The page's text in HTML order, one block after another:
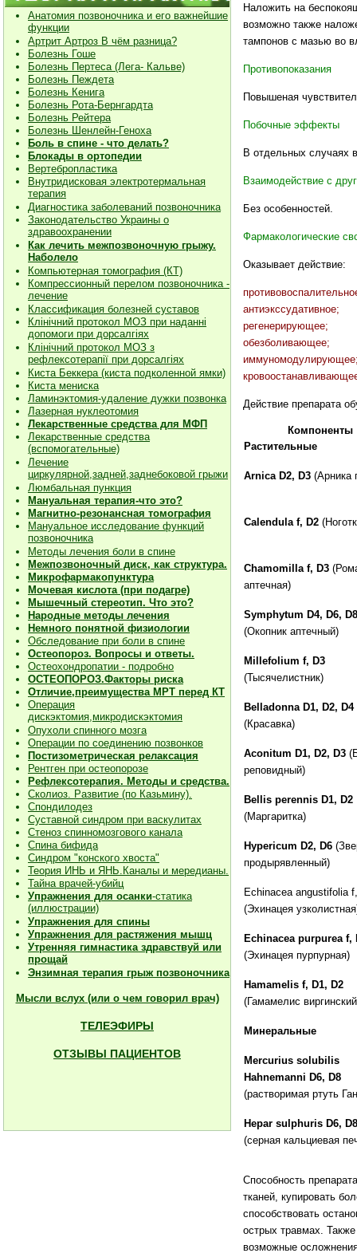
Анатомия позвоночника и его важнейшие
функции
Артрит Артроз В чём разница?
Болезнь Гоше
Болезнь Пертеса (Лега- Кальве)
Болезнь Пеждета
Болезнь Кенига
Болезнь Рота-Бернгардта
Болезнь Рейтера
Болезнь Шенлейн-Геноха
Боль в спине - что делать?
Блокады в ортопедии
Вертебропластика
Внутридисковая электротермальная
терапия
Диагностика заболеваний позвоночника
Законодательство Украины о
здравоохранении
Как лечить межпозвоночную грыжу.
Наболело
Компьютерная томография (КТ)
Компрессионный перелом позвоночника -
лечение
Классификация болезней суставов
Клiнiчний протокол МОЗ при наданнi
допомоги при дорсалгiях
Клiнiчний протокол МОЗ з
рефлексотерапiї при дорсалгіях
Киста Беккера (киста подколенной ямки)
Киста мениска
Ламинэктомия-удаление дужки позвонка
Лазерная нуклеотомия
Лекарственные средства для МФП
Лекарственные средства
(вспомогательные)
Лечение
циркулярной,задней,заднебоковой грыжи
Люмбальная пункция
Мануальная терапия-что это?
Магнитно-резонансная томография
Мануальное исследование функций
позвоночника
Методы лечения боли в спине
Межпозвоночный диск, как структура.
Микрофармакопунктура
Мочевая кислота (при подагре)
Мышечный стереотип. Что это?
Народные методы лечения
Немного понятной физиологии
Обследование при боли в спине
Остеопороз. Вопросы и ответы.
Остеохондропатии - подробно
ОСТЕОПОРОЗ.Факторы риска
Отличие,преимущества МРТ перед КТ
Операция
дискэктомия,микродискэктомия
Опухоли спинного мозга
Операции по соединению позвонков
Постизометрическая релаксация
Рентген при остеопорозе
Рефлексотерапия. Методы и средства.
Сколиоз. Развитие (по Казьмину).
Спондилодез
Суставной синдром при васкулитах
Стеноз спинномозгового канала
Спина бифида
Синдром "конского хвоста"
Теория ИНЬ и ЯНЬ.Каналы и мередианы.
Тайна врачей-убийц
Упражнения для осанки-статика
(иллюстрации)
Упражнения для спины
Упражнения для растяжения мышц
Утренняя гимнастика здравствуй или
прощай
Энзимная терапия грыж позвоночника
Мысли вслух (или о чем говорил врач)
ТЕЛЕЭФИРЫ
ОТЗЫВЫ ПАЦИЕНТОВ
Наложить на
возможно также
тампонов с мазью во
Противопоказания
Повышеная
Побочные эффекты
В отдельных случаях
Взаимодействие с
Без особенностей.
Фармакологические
Оказывает действие:
антиэкссудативное;
регенерирующее;
обезболивающее;
Действие препарата
Компоненты
Растительные
Arnica D2, D3 (Арника
Calendula f, D2
Chamomilla f, D3
аптечная)
Symphytum D4, D6, D8
(Окопник аптечный)
Millefolium f, D3
(Тысячелистник)
Belladonna D1, D2, D4
(Красавка)
Aconitum D1, D2, D3
реповидный)
Bellis perennis D1, D2
(Маргаритка)
Hypericum D2, D6
продырявленный)
Echinacea angustifolia
(Эхинацея
Echinacea purpurea f,
(Эхинацея пурпурная)
Hamamelis f, D1, D2
(Гамамелис
Минеральные
Mercurius solubilis
Hahnemanni D6, D8
(растворимая ртуть
Hepar sulphuris D6, D8
(серная кальциевая
Способность
тканей, купировать
способствовать
острых травмах.
возможные